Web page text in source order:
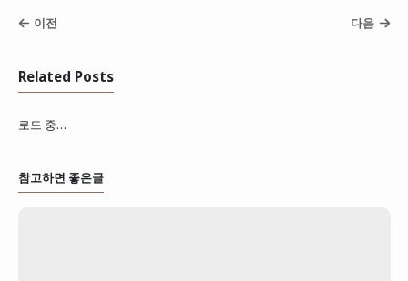
이전 다음
Related Posts
로드 중…
참고하면 좋은글